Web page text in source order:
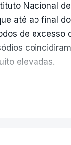
Nacional
até ao final
de excesso
elevadas.